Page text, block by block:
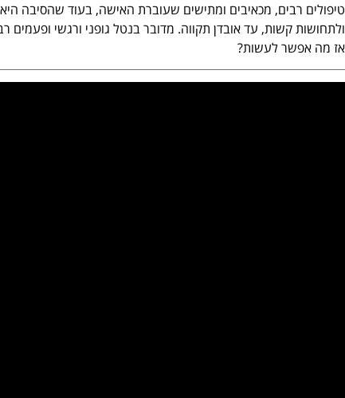
טיפולים רבים, מכאיבים ומתישים שעוברת האישה, בעוד שהסיבה
ולתחושות קשות, עד אובדן תקווה. מדובר בנטל גופני ורגשי
אז מה אפשר לעשות?